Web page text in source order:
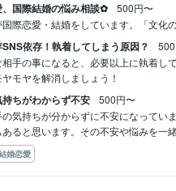
、国際結婚の悩み相談✿
500円〜
際恋愛・結婚をしています。「文化
SNS依存！執着してしまう原因？
相手の事になると、必要以上に執着し
モヤを解消しましょう！
持ちがわからず不安
500円〜
気持ちが分からずに不安になってい
あると思います。その不安や悩みを一
婚恋愛